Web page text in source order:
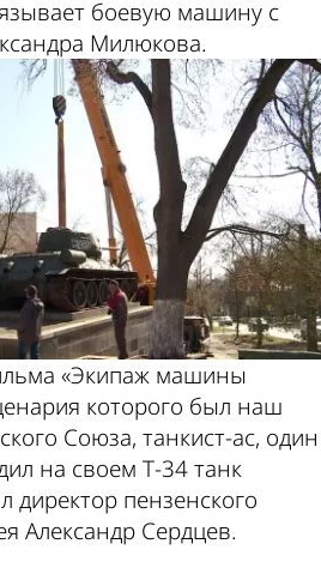
боевую машину с
Милюкова.
«Экипаж машины
которого был наш
Союза, танкист-ас, один
на своем Т-34 танк
директор пензенского
Александр Сердцев.